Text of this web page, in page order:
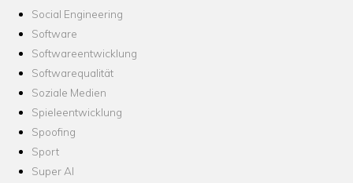
Social Engineering
Software
Softwareentwicklung
Softwarequalität
Soziale Medien
Spieleentwicklung
Spoofing
Sport
Super AI